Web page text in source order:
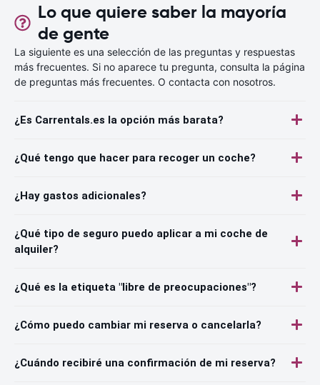
Lo que quiere saber la mayoría
de gente
La siguiente es una selección de las preguntas y respuestas
más frecuentes. Si no aparece tu pregunta, consulta la página
de preguntas más frecuentes. O contacta con nosotros.
¿Es Carrentals.es la opción más barata?
¿Qué tengo que hacer para recoger un coche?
¿Hay gastos adicionales?
¿Qué tipo de seguro puedo aplicar a mi coche de
alquiler?
¿Qué es la etiqueta "libre de preocupaciones"?
¿Cómo puedo cambiar mi reserva o cancelarla?
¿Cuándo recibiré una confirmación de mi reserva?